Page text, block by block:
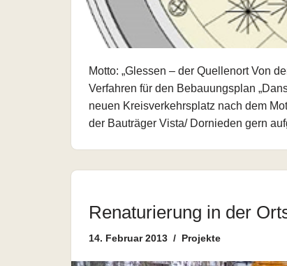
Motto: „Glessen – der Quellenort Von
Verfahren für den Bebauungsplan
neuen Kreisverkehrsplatz nach dem
der Bauträger Vista/ Dornieden gern
Renaturierung in der
14. Februar 2013 Projekte